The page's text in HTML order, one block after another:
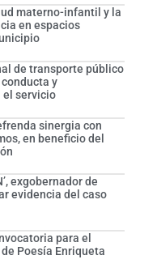
materno-infantil y la
en espacios
de transporte público
y
el servicio
sinergia con
en beneficio del
exgobernador de
evidencia del caso
para el
Poesía Enriqueta